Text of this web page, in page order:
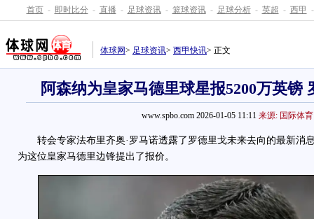
首页 - 即时比分 - 直播 - 足球资讯 - 篮球资讯 - 足球分析 - 英超 - 西甲 -
体球网> 足球资讯> 西甲快讯> 正文
阿森纳为皇家马德里球星报5200万英镑
www.spbo.com 2026-01-05 11:11 来源: 国际体育
转会专家法布里齐奥·罗马诺透露了罗德里戈未来去向的最新消
为这位皇家马德里边锋提出了报价。